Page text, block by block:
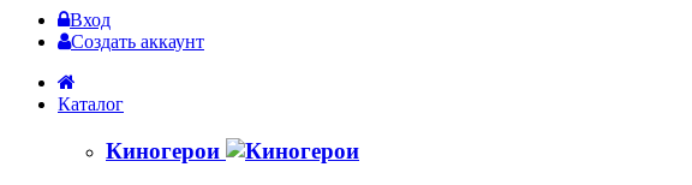
Вход
Создать аккаунт
Каталог
Киногерои